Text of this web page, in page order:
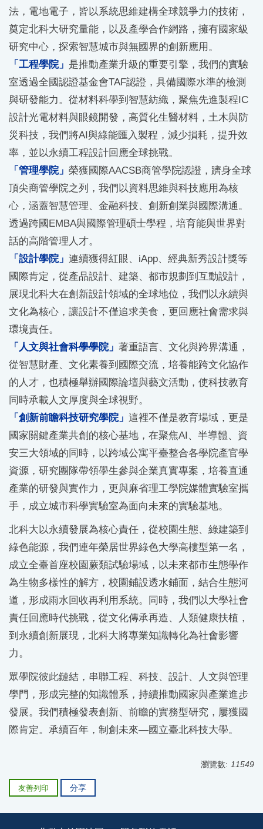
法，電地電子，皆以系統思維建構全球競爭力的技術，
奠定北科大研究量能，以及產學合作網路，擁有國家級
研究中心，探索智慧城市與無國界的創新應用。
「工程學院」 是推動產業升級的重要引擎，我們的實驗
室透過全國認證基金會TAF認證，具備國際水準的檢測
與研發能力。從材料科學到智慧紡織，聚焦先進製程IC
設計光電材料與眼鏡開發，高質化生醫材料，土木與防
災科技，我們將AI與綠能匯入製程，減少損耗，提升效
率，並以永續工程設計回應全球挑戰。
「管理學院」 榮獲國際AACSB商管學院認證，躋身全球
頂尖商管學院之列，我們以資料思維與科技應用為核
心，涵蓋智慧管理、金融科技、創新創業與國際溝通。
透過跨國EMBA與國際管理碩士學程，培育能與世界對
話的高階管理人才。
「設計學院」 連續獲得紅眼、iApp、經典新秀設計獎等
國際肯定，從產品設計、建築、都市規劃到互動設計，
展現北科大在創新設計領域的全球地位，我們以永續與
文化為核心，讓設計不僅追求美食，更回應社會需求與
環境責任。
「人文與社會科學學院」 著重語言、文化與跨界溝通，
從智慧財產、文化素養到國際交流，培養能跨文化協作
的人才，也積極舉辦國際論壇與藝文活動，使科技教育
同時承載人文厚度與全球視野。
「創新前瞻科技研究學院」 這裡不僅是教育場域，更是
國家關鍵產業共創的核心基地，在聚焦AI、半導體、資
安三大領域的同時，以跨域公寓平臺整合各學院產官學
資源，研究團隊帶領學生參與企業真實專案，培養直通
產業的研發與實作力，更與麻省理工學院媒體實驗室攜
手，成立城市科學實驗室為面向未來的實驗基地。
北科大以永續發展為核心責任，從校園生態、綠建築到
綠色能源，我們連年榮居世界綠色大學高樓型第一名，
成立全臺首座校園蕨類試驗場域，以未來都市生態學作
為生物多樣性的解方，校園鋪設透水鋪面，結合生態河
道，形成雨水回收再利用系統。同時，我們以大學社會
責任回應時代挑戰，從文化傳承再造、人類健康扶植，
到永續創新展現，北科大將專業知識轉化為社會影響
力。
眾學院彼此鏈結，串聯工程、科技、設計、人文與管理
學門，形成完整的知識體系，持續推動國家與產業進步
發展。我們積極發表創新、前瞻的實務型研究，屢獲國
際肯定。承續百年，制創未來—國立臺北科技大學。
瀏覽數: 11549
友善列印 分享